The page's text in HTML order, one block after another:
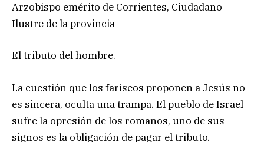
Arzobispo emérito de Corrientes, Ciudadano
Ilustre de la provincia
El tributo del hombre.
La cuestión que los fariseos proponen a Jesús no
es sincera, oculta una trampa. El pueblo de Israel
sufre la opresión de los romanos, uno de sus
signos es la obligación de pagar el tributo.